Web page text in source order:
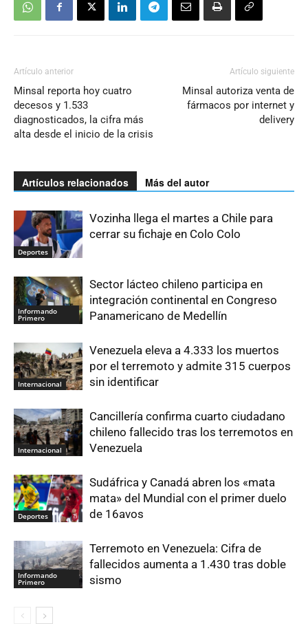
Artículo anterior
Minsal reporta hoy cuatro
decesos y 1.533
diagnosticados, la cifra más
alta desde el inicio de la crisis
Artículo siguiente
Minsal autoriza venta de
fármacos por internet y
delivery
Artículos relacionados Más del autor
Deportes
Vozinha llega el martes a Chile para
cerrar su fichaje en Colo Colo
Informando
Primero
Sector lácteo chileno participa en
integración continental en Congreso
Panamericano de Medellín
Internacional
Venezuela eleva a 4.333 los muertos
por el terremoto y admite 315 cuerpos
sin identificar
Internacional
Cancillería confirma cuarto ciudadano
chileno fallecido tras los terremotos en
Venezuela
Deportes
Sudáfrica y Canadá abren los «mata
mata» del Mundial con el primer duelo
de 16avos
Informando
Primero
Terremoto en Venezuela: Cifra de
fallecidos aumenta a 1.430 tras doble
sismo